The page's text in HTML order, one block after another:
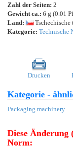
Zahl der Seiten: 2
Gewicht ca.: 6 g (0.01
Land:
Tschechische
Kategorie: Technische
Drucken
Kategorie -
Packaging machinery
Diese Änderung
Norm: